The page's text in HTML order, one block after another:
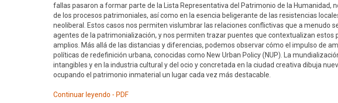
fallas pasaron a formar parte de la Lista Representativa del Patrimonio de la Humanidad,
de los procesos patrimoniales, así como en la esencia beligerante de las resistencias
neoliberal. Estos casos nos permiten vislumbrar las relaciones conflictivas que a menudo
agentes de la patrimonialización, y nos permiten trazar puentes que contextualizan estos
amplios. Más allá de las distancias y diferencias, podemos observar cómo el impulso de
políticas de redefinición urbana, conocidas como New Urban Policy (NUP). La
intangibles y en la industria cultural y del ocio y concretada en la ciudad creativa dibuja
ocupando el patrimonio inmaterial un lugar cada vez más destacable.
Continuar leyendo - PDF